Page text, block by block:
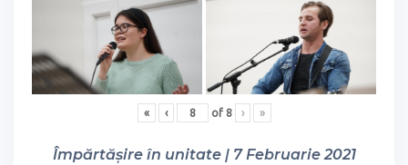
« ‹ of 8 › »
Împărtășire în unitate | 7 Februarie 2021